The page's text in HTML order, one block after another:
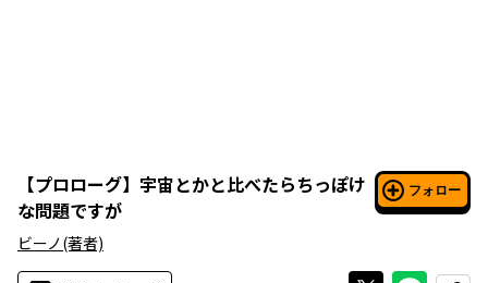
【プロローグ】 宇宙とかと比べたらちっぽけ
な問題ですが
フォロー
ビーノ (著者)